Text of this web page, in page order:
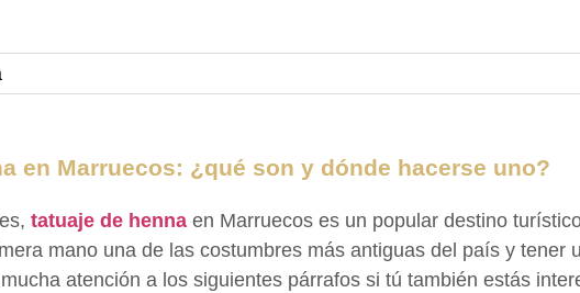
en Marruecos: ¿qué son y dónde hacerse uno?
tatuaje de henna en Marruecos es un popular destino
mano una de las costumbres más antiguas del país y
atención a los siguientes párrafos si tú también estás